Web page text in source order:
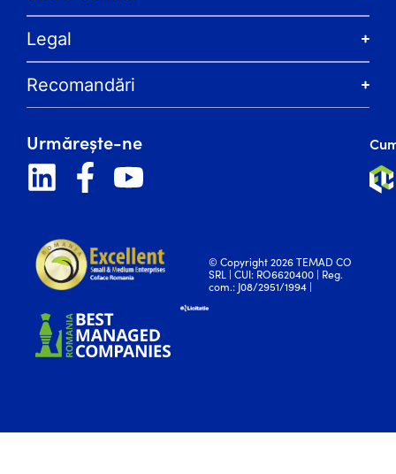
Legal
Recomandări
Urmărește-ne
© Copyright 2026 TEMAD CO
SRL | CUI: RO6620400 | Reg.
com.: J08/2951/1994 |